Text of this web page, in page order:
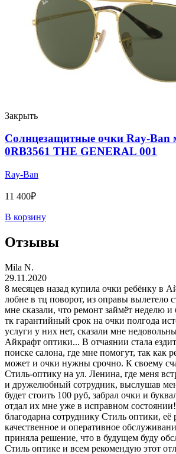
Закрыть
Солнцезащитные очки Ray-Ban
0RB3561 THE GENERAL 001
Ray-Ban
11 400₽
В корзину
Отзывы
Mila N.
29.11.2020
8 месяцев назад купила очки ребёнку в
лобне в тц поворот, из оправы вылетело
мне сказали, что ремонт займёт неделю и
тк гарантийный срок на очки полгода
услуги у них нет, сказали мне
Айкрафт оптики... В отчаянии стала
поиске салона, где мне помогут, так как
может и очки нужны срочно. К своему
Стиль-оптику на ул. Ленина, где меня
и дружелюбный сотрудник, выслушав
будет стоить 100 руб, забрал очки и
отдал их мне уже в исправном
благодарна сотруднику Стиль оптики, её
качественное и оперативное
приняла решение, что в будущем буду
Стиль оптике и всем рекомендую этот